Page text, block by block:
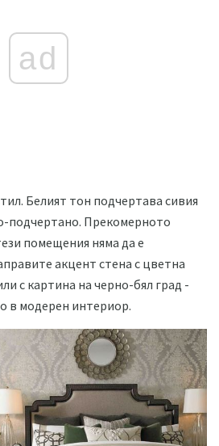
ad
Белият тон подчертава сивия
подчертано. Прекомерното
помещения няма да е
акцент стена с цветна
с картина на черно-бял град -
в модерен интериор.